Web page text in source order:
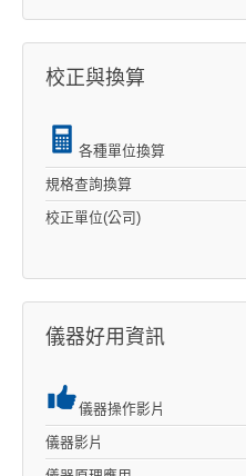
校正與換算
各種單位換算
規格查詢換算
校正單位(公司)
儀器好用資訊
儀器操作影片
儀器影片